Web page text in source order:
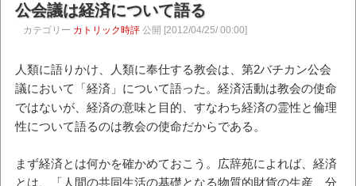
公会議は経済について語る
カテゴリー カトリック時評 公開 [2012/04/25/ 00:00]
人類に語りかけ、人類に奉仕する教会は、第2バチカン公会
議において「経済」について語った。経済活動は教会の使命
ではないが、経済の意味と目的、すなわち経済の霊性と倫理
性について語るのは教会の使命だからである。
まず経済とは何かを確かめておこう。広辞苑によれば、経済
とは、「人間の共同生活の基礎となる物質的財貨の生産、分